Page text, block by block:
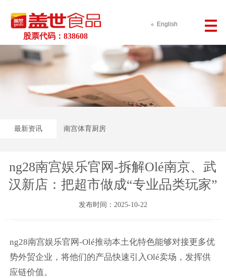
股票代码：838608
English
最新资讯 南宫体育厨房
ng28南宫娱乐官网-拆解Olé南京、武
汉新店：把超市做成“专业品类玩家”
发布时间：2025-10-22
ng28南宫娱乐官网-Olé推动本土化特色能够对接更多优
势外贸企业，将他们的产品快速引入Olé卖场，发挥供
应链价值。